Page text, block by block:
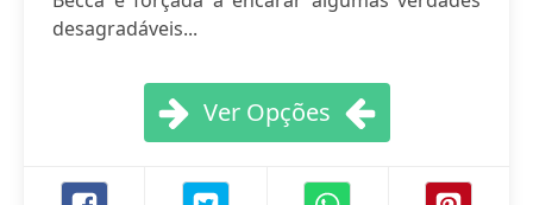
desagradáveis...
Ver Opções